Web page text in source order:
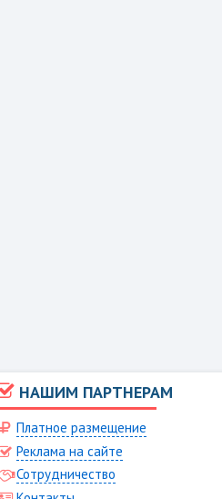
НАШИМ ПАРТНЕРАМ
Платное размещение
Реклама на сайте
Сотрудничество